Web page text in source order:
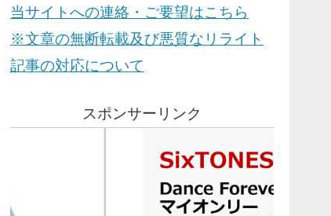
当サイトへの連絡・ご要望はこちら
※文章の無断転載及び悪質なリライト
記事の対応について
スポンサーリンク